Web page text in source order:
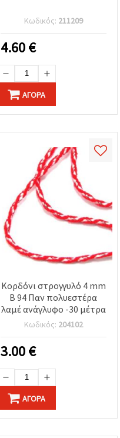
Κωδικός: 211209
4.60€
ΑΓΟΡΆ
Κορδόνι στρογγυλό 4 mm
B 94 Παν πολυεστέρα
λαμέ ανάγλυφο -30 μέτρα
Κωδικός: 204102
3.00€
ΑΓΟΡΆ